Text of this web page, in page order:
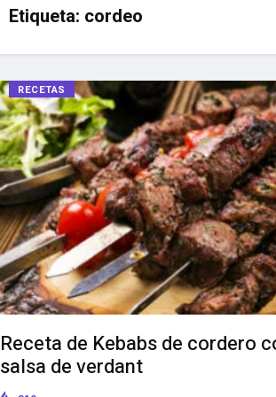
Etiqueta: cordeo
RECETAS
Receta de Kebabs de cordero
salsa de verdant